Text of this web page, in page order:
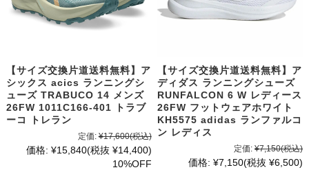
【サイズ交換片道送料無料】ア
シックス acics ランニングシ
ューズ TRABUCO 14 メンズ
26FW 1011C166-401 トラブ
ーコ トレラン
定価: ¥17,600(税込)
価格: ¥15,840(税抜 ¥14,400)
10%OFF
【サイズ交換片道送料無料】ア
ディダス ランニングシューズ
RUNFALCON 6 W レディース
26FW フットウェアホワイト
KH5575 adidas ランファルコ
ン レディス
定価: ¥7,150(税込)
価格: ¥7,150(税抜 ¥6,500)